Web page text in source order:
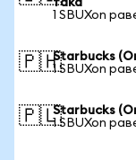
така
1 SBUXon
🇵🇭Starbucks
1 SBUXon
🇵🇱Starbucks
1 SBUXon